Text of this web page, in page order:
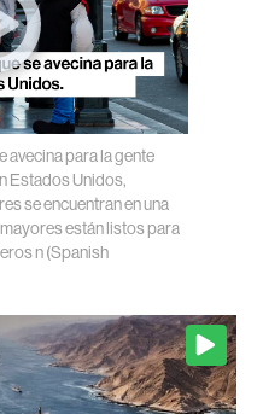
avecina para la gente
Estados Unidos,
se encuentran en una
están listos para
n(Spanish